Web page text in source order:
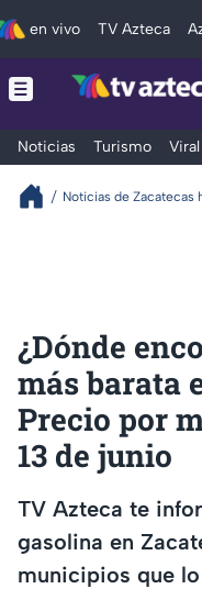
en vivo TV Azteca
Noticias Turismo
Noticias de Zacatecas
¿Dónde
más barata
Precio por
13 de junio
TV Azteca te
gasolina en
municipios que